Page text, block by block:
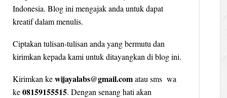
Indonesia. Blog ini mengajak anda untuk dapat
kreatif dalam menulis.
Ciptakan tulisan-tulisan anda yang bermutu dan
kirimkan kepada kami untuk ditayangkan di blog ini.
Kirimkan kewijayalabs@gmail.comatau sms wa
ke08159155515. Dengan senang hati akan